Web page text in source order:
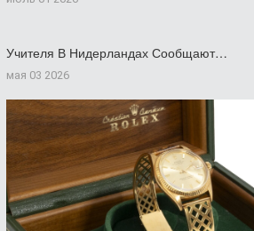
Учителя В Нидерландах Сообщают…
мая 03 2026